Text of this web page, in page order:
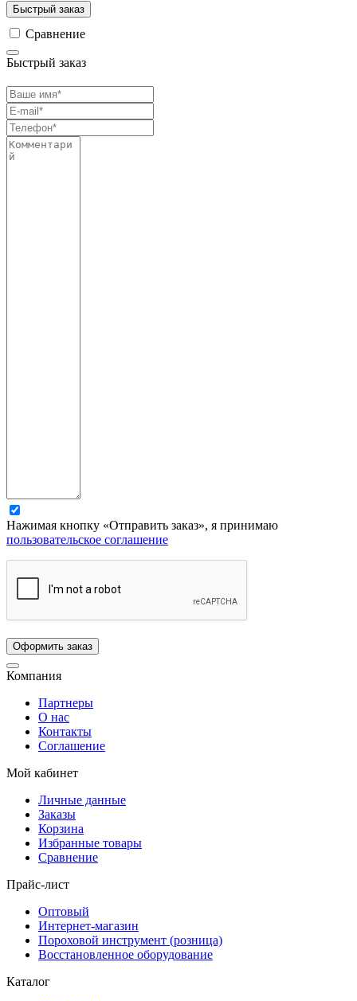
Быстрый заказ
Сравнение
Быстрый заказ
Нажимая кнопку «Отправить заказ», я принимаю
пользовательское соглашение
Компания
Партнеры
О нас
Контакты
Соглашение
Мой кабинет
Личные данные
Заказы
Корзина
Избранные товары
Сравнение
Прайс-лист
Оптовый
Интернет-магазин
Пороховой инструмент (розница)
Восстановленное оборудование
Каталог